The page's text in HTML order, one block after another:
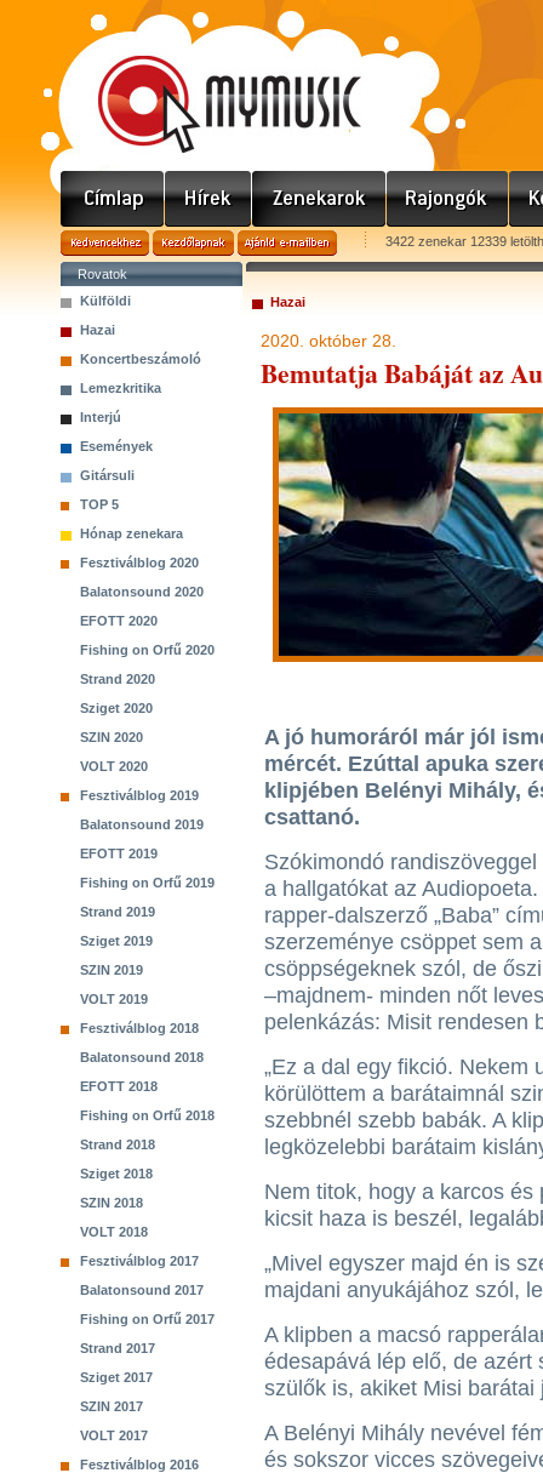
3422 zenekar 12339
Rovatok
Külföldi
Hazai
Koncertbeszámoló
Lemezkritika
Interjú
Események
Gitársuli
TOP 5
Hónap zenekara
Fesztiválblog 2020
Balatonsound 2020
EFOTT 2020
Fishing on Orfű 2020
Strand 2020
Sziget 2020
SZIN 2020
VOLT 2020
Fesztiválblog 2019
Balatonsound 2019
EFOTT 2019
Fishing on Orfű 2019
Strand 2019
Sziget 2019
SZIN 2019
VOLT 2019
Fesztiválblog 2018
Balatonsound 2018
EFOTT 2018
Fishing on Orfű 2018
Strand 2018
Sziget 2018
SZIN 2018
VOLT 2018
Fesztiválblog 2017
Balatonsound 2017
Fishing on Orfű 2017
Strand 2017
Sziget 2017
SZIN 2017
VOLT 2017
Fesztiválblog 2016
Hazai
2020. október 28.
Bemutatja Babáját az
A jó humoráról már jól
mércét. Ezúttal apuka
klipjében Belényi Mihály,
csattanó.
Szókimondó
a hallgatókat az
rapper-dalszerző „Baba”
szerzeménye csöppet sem a
csöppségeknek szól, de
–majdnem- minden nőt
pelenkázás: Misit rendesen
„Ez a dal egy fikció. Nekem
körülöttem a barátaimnál
szebbnél szebb babák. A
legközelebbi barátaim
Nem titok, hogy a karcos
kicsit haza is beszél,
„Mivel egyszer majd én is
majdani anyukájához szól,
A klipben a macsó
édesapává lép elő, de azért
szülők is, akiket Misi barátai
A Belényi Mihály nevével
és sokszor vicces